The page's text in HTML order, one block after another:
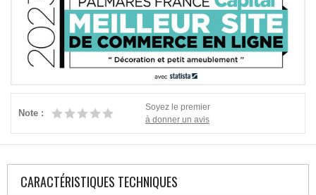
Note :
Soyez le premier
à donner un avis
CARACTÉRISTIQUES TECHNIQUES